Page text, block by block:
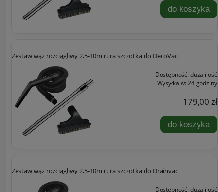
do koszyka
Zestaw wąż rozciągliwy 2,5-10m rura szczotka do DecoVac
Dostępność: duża ilość
Wysyłka w: 24 godziny
179,00 zł
do koszyka
Zestaw wąż rozciągliwy 2,5-10m rura szczotka do Drainvac
Dostępność: duża ilość